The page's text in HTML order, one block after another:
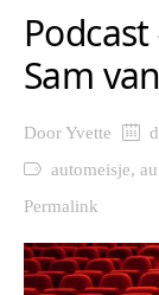
Podcast
Sam
DoorYvette
automeisje,
Permalink